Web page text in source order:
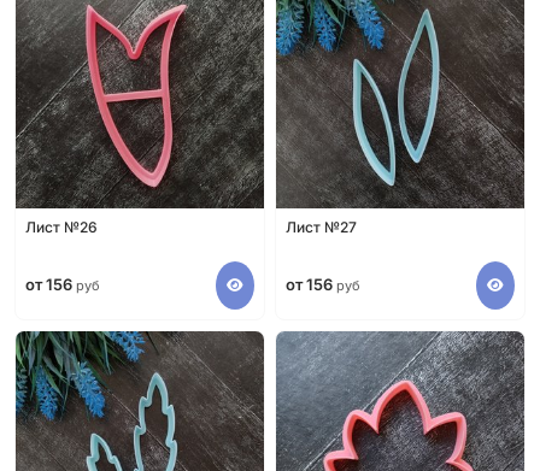
Лист №26
от 156 руб
Лист №27
от 156 руб